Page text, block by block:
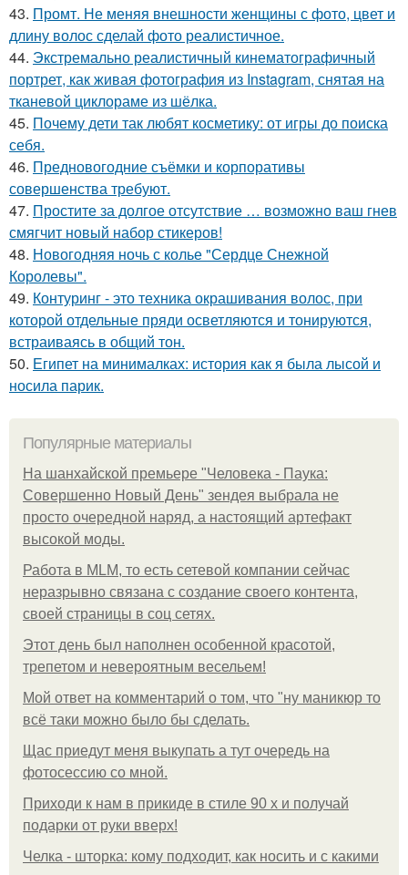
43. Промт. Не меняя внешности женщины с фото, цвет и
длину волос сделай фото реалистичное.
44. Экстремально реалистичный кинематографичный
портрет, как живая фотография из Instagram, снятая на
тканевой циклораме из шёлка.
45. Почему дети так любят косметику: от игры до поиска
себя.
46. Предновогодние съёмки и корпоративы
совершенства требуют.
47. Простите за долгое отсутствие … возможно ваш гнев
смягчит новый набор стикеров!
48. Новогодняя ночь с колье "Сердце Снежной
Королевы".
49. Контуринг - это техника окрашивания волос, при
которой отдельные пряди осветляются и тонируются,
встраиваясь в общий тон.
50. Египет на минималках: история как я была лысой и
носила парик.
Популярные материалы
На шанхайской премьере "Человека - Паука:
Совершенно Новый День" зендея выбрала не
просто очередной наряд, а настоящий артефакт
высокой моды.
Работа в MLM, то есть сетевой компании сейчас
неразрывно связана с создание своего контента,
своей страницы в соц сетях.
Этот день был наполнен особенной красотой,
трепетом и невероятным весельем!
Мой ответ на комментарий о том, что "ну маникюр то
всё таки можно было бы сделать.
Щас приедут меня выкупать а тут очередь на
фотосессию со мной.
Приходи к нам в прикиде в стиле 90 х и получай
подарки от руки вверх!
Челка - шторка: кому подходит, как носить и с какими